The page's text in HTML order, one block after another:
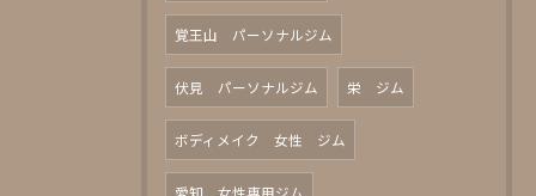
覚王山 パーソナルジム
伏見 パーソナルジム 栄 ジム
ボディメイク 女性 ジム